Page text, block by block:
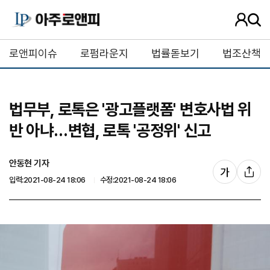
사
자
정
검
버
튼
로앤피이슈 로펌라운지 법률돋보기 법조산책
법무부, 로톡은 '광고플랫폼' 변호사법 위
반 아냐…변협, 로톡 '공정위' 신고
안동현 기자
입력:2021-08-24 18:06 수정:2021-08-24 18:06
가글
자
크
조
기
사
공